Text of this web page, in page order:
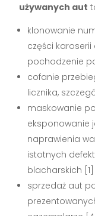
używanych aut
klonowanie
części
pochodzenie
cofanie
licznika,
maskowanie
eksponowanie
naprawienia
istotnych
blacharskich [1]
sprzedaż aut